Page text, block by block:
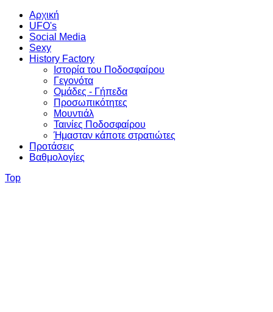
Αρχική
UFO's
Social Media
Sexy
History Factory
Ιστορία του Ποδοσφαίρου
Γεγονότα
Ομάδες - Γήπεδα
Προσωπικότητες
Μουντιάλ
Ταινίες Ποδοσφαίρου
Ήμασταν κάποτε στρατιώτες
Προτάσεις
Βαθμολογίες
Top